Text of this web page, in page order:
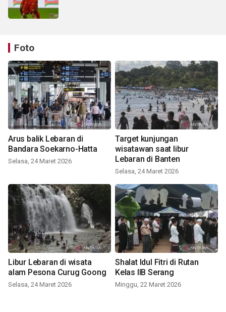
Foto
Arus balik Lebaran di
Bandara Soekarno-Hatta
Selasa, 24 Maret 2026
Target kunjungan
wisatawan saat libur
Lebaran di Banten
Selasa, 24 Maret 2026
Libur Lebaran di wisata
alam Pesona Curug Goong
Selasa, 24 Maret 2026
Shalat Idul Fitri di Rutan
Kelas IIB Serang
Minggu, 22 Maret 2026